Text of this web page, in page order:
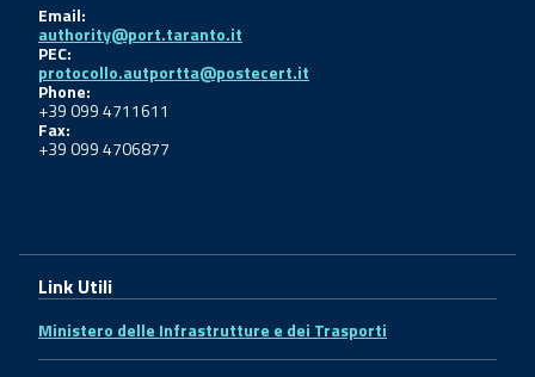
Email:
authority@port.taranto.it
PEC:
protocollo.autportta@postecert.it
Phone:
+39 099 4711611
Fax:
+39 099 4706877
Link Utili
Ministero delle Infrastrutture e dei Trasporti